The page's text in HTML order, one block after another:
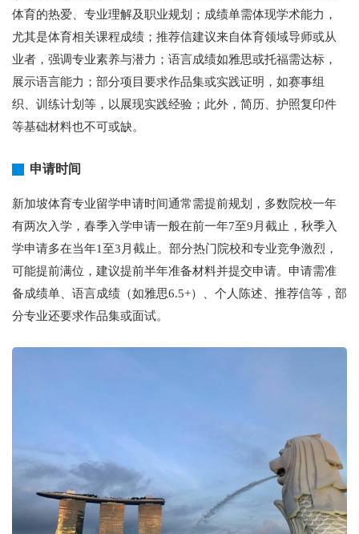
体育的热爱、专业理解及职业规划；成绩单需体现学术能力，
尤其是体育相关课程成绩；推荐信建议来自体育领域导师或从
业者，强调专业素养与潜力；语言成绩如雅思或托福需达标，
展示语言能力；部分项目要求作品集或实践证明，如赛事组
织、训练计划等，以展现实践经验；此外，简历、护照复印件
等基础材料也不可或缺。
申请时间
新加坡体育专业留学申请时间通常需提前规划，多数院校一年
有两次入学，春季入学申请一般在前一年7至9月截止，秋季入
学申请多在当年1至3月截止。部分热门院校和专业竞争激烈，
可能提前满位，建议提前半年准备材料并提交申请。申请需准
备成绩单、语言成绩（如雅思6.5+）、个人陈述、推荐信等，部
分专业还要求作品集或面试。